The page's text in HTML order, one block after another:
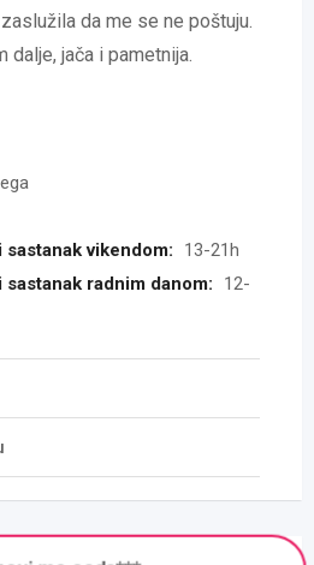
da me se ne poštuju.
dalje, jača i pametnija.
vikendom:
13-21h
radnim danom:
12-